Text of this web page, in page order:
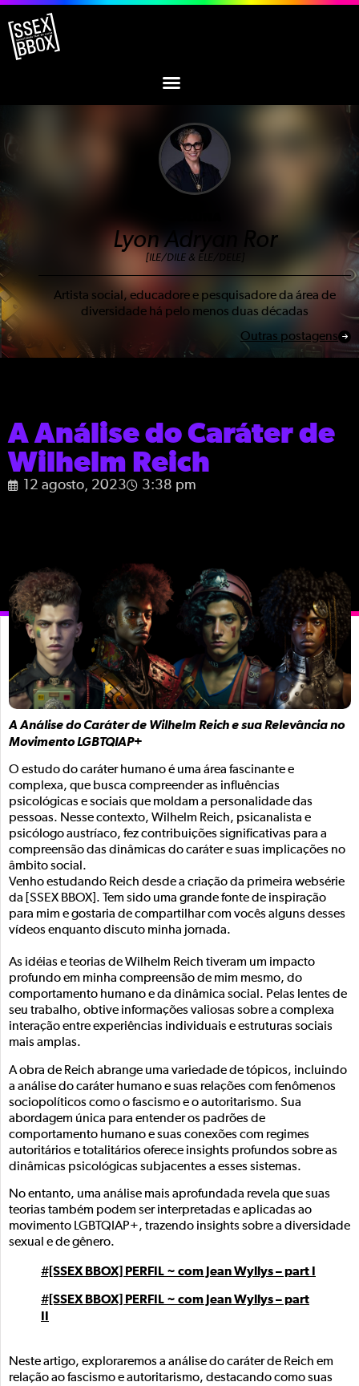
Lyon Adryan Ror
[ILE/DILE & ELE/DELE]
Artista social, educadore e pesquisadore da área de
diversidade há pelo menos duas décadas
Outras postagens
A Análise do Caráter de
Wilhelm Reich
12 agosto, 2023 3:38 pm
A Análise do Caráter de Wilhelm Reich e sua Relevância no
Movimento LGBTQIAP+
O estudo do caráter humano é uma área fascinante e
complexa, que busca compreender as influências
psicológicas e sociais que moldam a personalidade das
pessoas. Nesse contexto, Wilhelm Reich, psicanalista e
psicólogo austríaco, fez contribuições significativas para a
compreensão das dinâmicas do caráter e suas implicações no
âmbito social.
Venho estudando Reich desde a criação da primeira websérie
da [SSEX BBOX]. Tem sido uma grande fonte de inspiração
para mim e gostaria de compartilhar com vocês alguns desses
vídeos enquanto discuto minha jornada.
As idéias e teorias de Wilhelm Reich tiveram um impacto
profundo em minha compreensão de mim mesmo, do
comportamento humano e da dinâmica social. Pelas lentes de
seu trabalho, obtive informações valiosas sobre a complexa
interação entre experiências individuais e estruturas sociais
mais amplas.
A obra de Reich abrange uma variedade de tópicos, incluindo
a análise do caráter humano e suas relações com fenômenos
sociopolíticos como o fascismo e o autoritarismo. Sua
abordagem única para entender os padrões de
comportamento humano e suas conexões com regimes
autoritários e totalitários oferece insights profundos sobre as
dinâmicas psicológicas subjacentes a esses sistemas.
No entanto, uma análise mais aprofundada revela que suas
teorias também podem ser interpretadas e aplicadas ao
movimento LGBTQIAP+, trazendo insights sobre a diversidade
sexual e de gênero.
#[SSEX BBOX] PERFIL ~ com Jean Wyllys – part I
#[SSEX BBOX] PERFIL ~ com Jean Wyllys – part
Neste artigo, exploraremos a análise do caráter de Reich em
relação ao fascismo e autoritarismo, destacando como suas